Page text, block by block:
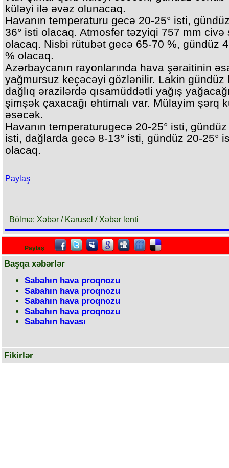
küləyi ilə əvəz olunacaq.
Havanın temperaturu gecə 20-25° isti,
36° isti olacaq. Atmosfer təzyiqi 757 mm civə
olacaq. Nisbi rütubət gecə 65-70 %, gündüz
% olacaq.
Azərbaycanın rayonlarında hava şəraitinin
yağmursuz keçəcəyi gözlənilir. Lakin gündüz
dağlıq ərazilərdə qısamüddətli yağış
şimşək çaxacağı ehtimalı var. Mülayim şərq
əsəcək.
Havanın temperaturugecə 20-25° isti, gündüz
isti, dağlarda gecə 8-13° isti, gündüz 20-25°
olacaq.
Paylaş
Bölmə: Xəbər / Karusel / Xəbər lenti
Paylaş
Başqa xəbərlər
Sabahın hava proqnozu
Sabahın hava proqnozu
Sabahın hava proqnozu
Sabahın hava proqnozu
Sabahın havası
Fikirlər